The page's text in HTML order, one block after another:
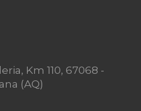
Km 110, 67068 -
(AQ)